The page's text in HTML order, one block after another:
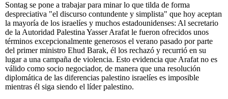
Sontag se pone a trabajar para minar lo que tilda de forma
despreciativa "el discurso contundente y simplista" que hoy aceptan
la mayoría de los israelíes y muchos estadounidenses: Al secretario
de la Autoridad Palestina Yasser Arafat le fueron ofrecidos unos
términos excepcionalmente generosos el verano pasado por parte
del primer ministro Ehud Barak, él los rechazó y recurrió en su
lugar a una campaña de violencia. Esto evidencia que Arafat no es
válido como socio negociador, de manera que una resolución
diplomática de las diferencias palestino israelíes es imposible
mientras él siga siendo el líder palestino.